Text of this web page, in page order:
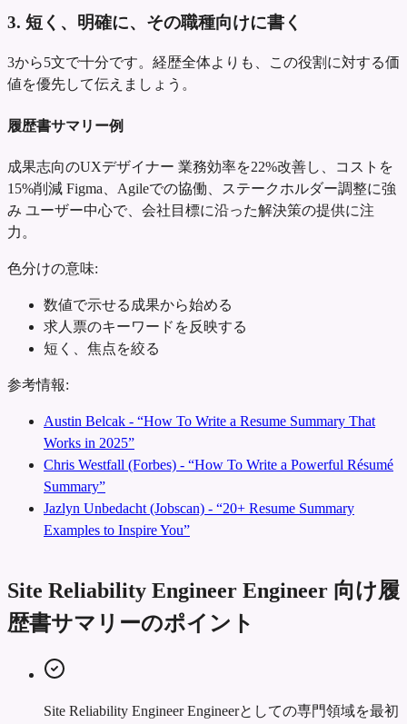
3. 短く、明確に、その職種向けに書く
3から5文で十分です。経歴全体よりも、この役割に対する価
値を優先して伝えましょう。
履歴書サマリー例
成果志向のUXデザイナー 業務効率を22%改善し、コストを
15%削減 Figma、Agileでの協働、ステークホルダー調整に強
み ユーザー中心で、会社目標に沿った解決策の提供に注
力。
色分けの意味:
数値で示せる成果から始める
求人票のキーワードを反映する
短く、焦点を絞る
参考情報:
Austin Belcak - “How To Write a Resume Summary That
Works in 2025”
Chris Westfall (Forbes) - “How To Write a Powerful Résumé
Summary”
Jazlyn Unbedacht (Jobscan) - “20+ Resume Summary
Examples to Inspire You”
Site Reliability Engineer Engineer 向け履
歴書サマリーのポイント
Site Reliability Engineer Engineerとしての専門領域を最初